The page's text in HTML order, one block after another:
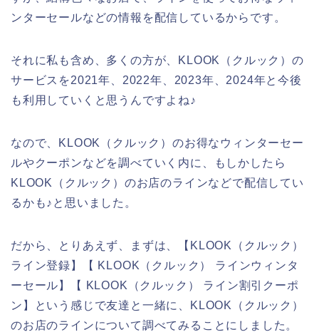
ンターセールなどの情報を配信しているからです。
それに私も含め、多くの方が、KLOOK（クルック）の
サービスを2021年、2022年、2023年、2024年と今後
も利用していくと思うんですよね♪
なので、KLOOK（クルック）のお得なウィンターセー
ルやクーポンなどを調べていく内に、もしかしたら
KLOOK（クルック）のお店のラインなどで配信してい
るかも♪と思いました。
だから、とりあえず、まずは、【KLOOK（クルック）
ライン登録】【 KLOOK（クルック） ラインウィンタ
ーセール】【 KLOOK（クルック） ライン割引クーポ
ン】という感じで友達と一緒に、KLOOK（クルック）
のお店のラインについて調べてみることにしました。